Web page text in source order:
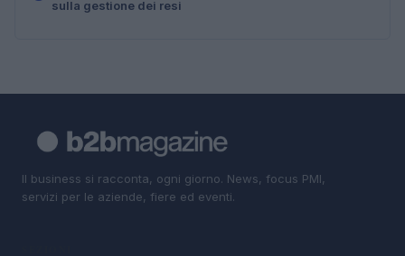
sulla gestione dei resi
Il business si racconta, ogni giorno. News, focus PMI,
servizi per le aziende, fiere ed eventi.